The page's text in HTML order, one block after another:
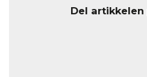
Del artikkelen